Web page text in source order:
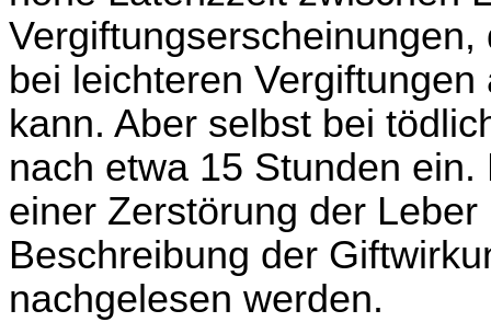
bei leichteren
kann. Aber selbst bei
nach etwa 15 Stunden
einer Zerstörung der
Beschreibung der
nachgelesen werden.